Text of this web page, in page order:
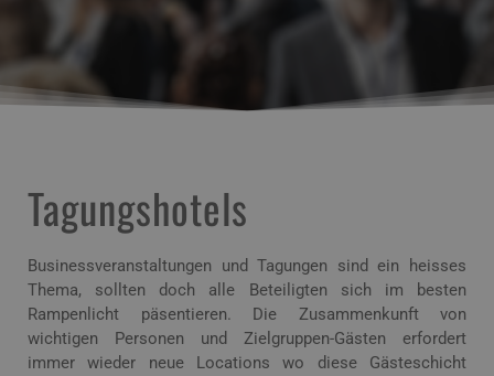
Tagungshotels
Businessveranstaltungen und Tagungen sind ein heisses
Thema, sollten doch alle Beteiligten sich im besten
Rampenlicht päsentieren. Die Zusammenkunft von
wichtigen Personen und Zielgruppen-Gästen erfordert
immer wieder neue Locations wo diese Gästeschicht